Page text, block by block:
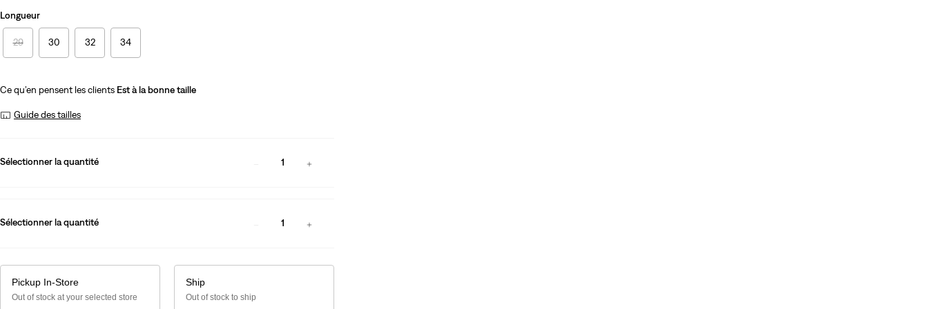
Longueur
29 30 32 34
Ce qu’en pensent les clients Est à la bonne taille
Guide des tailles
Sélectionner la quantité 1
Sélectionner la quantité 1
Pickup In-Store
Out of stock at your selected store
Ship
Out of stock to ship